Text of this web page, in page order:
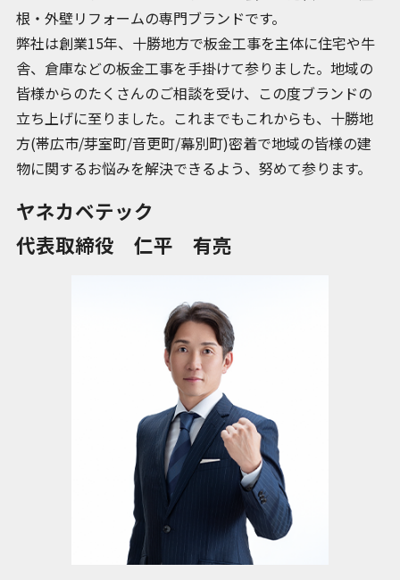
根・外壁リフォームの専門ブランドです。
弊社は創業15年、十勝地方で板金工事を主体に住宅や牛
舎、倉庫などの板金工事を手掛けて参りました。地域の
皆様からのたくさんのご相談を受け、この度ブランドの
立ち上げに至りました。これまでもこれからも、十勝地
方(帯広市/芽室町/音更町/幕別町)密着で地域の皆様の建
物に関するお悩みを解決できるよう、努めて参ります。
ヤネカベテック
代表取締役 仁平 有亮